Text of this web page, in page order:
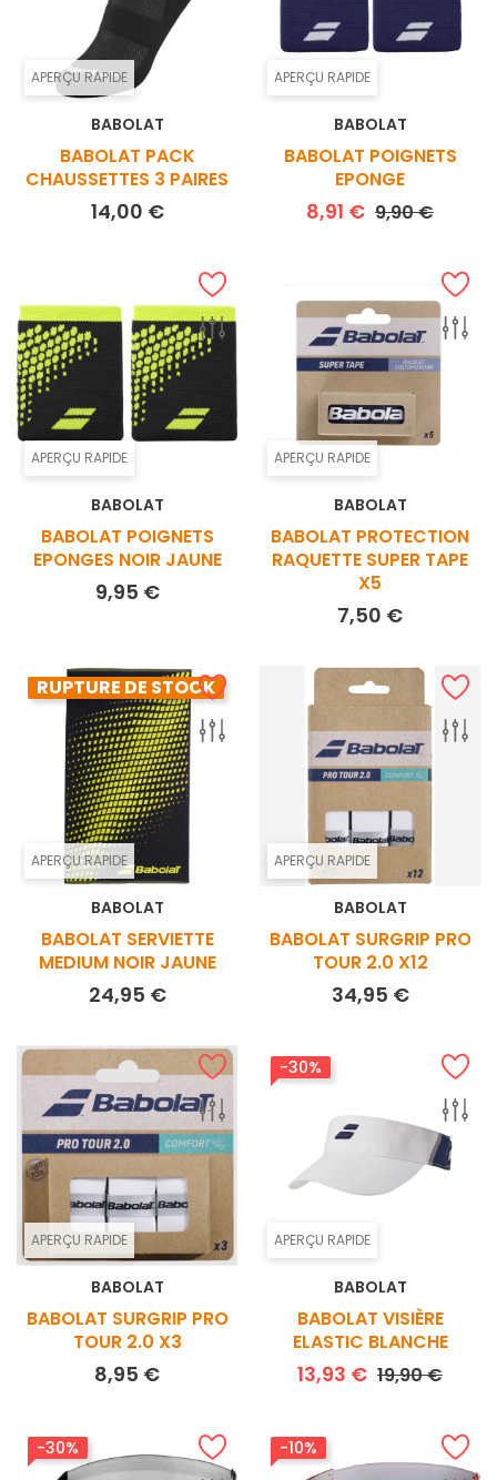
APERÇU RAPIDE
BABOLAT
BABOLAT PACK
CHAUSSETTES 3 PAIRES
14,00 €Prix
APERÇU RAPIDE
BABOLAT
BABOLAT POIGNETS
EPONGE
8,91 € Prix de base
9,90 €Prix
APERÇU RAPIDE
BABOLAT
BABOLAT POIGNETS
EPONGES NOIR JAUNE
9,95 €Prix
APERÇU RAPIDE
BABOLAT
BABOLAT PROTECTION
RAQUETTE SUPER TAPE
X5
7,50 €Prix
APERÇU RAPIDE
RUPTURE DE STOCK
BABOLAT
BABOLAT SERVIETTE
MEDIUM NOIR JAUNE
24,95 €Prix
APERÇU RAPIDE
BABOLAT
BABOLAT SURGRIP PRO
TOUR 2.0 X12
34,95 €Prix
APERÇU RAPIDE
BABOLAT
BABOLAT SURGRIP PRO
TOUR 2.0 X3
8,95 €Prix
APERÇU RAPIDE
-30%
BABOLAT
BABOLAT VISIÈRE
ELASTIC BLANCHE
13,93 € Prix de base
19,90 €Prix
-30% -10%